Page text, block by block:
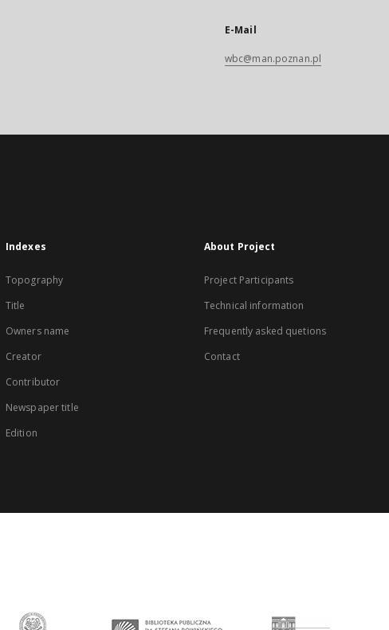
E-Mail
wbc@man.poznan.pl
Indexes
Topography
Title
Owners name
Creator
Contributor
Newspaper title
Edition
About Project
Project Participants
Technical information
Frequently asked quetions
Contact